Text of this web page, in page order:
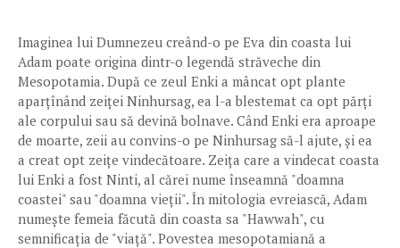
Imaginea lui Dumnezeu creând-o pe Eva din coasta lui
Adam poate origina dintr-o legendă străveche din
Mesopotamia. După ce zeul Enki a mâncat opt plante
aparțînând zeiței Ninhursag, ea l-a blestemat ca opt părți
ale corpului sau să devină bolnave. Când Enki era aproape
de moarte, zeii au convins-o pe Ninhursag să-l ajute, și ea
a creat opt zeițe vindecătoare. Zeița care a vindecat coasta
lui Enki a fost Ninti, al cărei nume înseamnă "doamna
coastei" sau "doamna vieții". În mitologia evreiască, Adam
numește femeia făcută din coasta sa "Hawwah", cu
semnificația de "viață". Povestea mesopotamiană a